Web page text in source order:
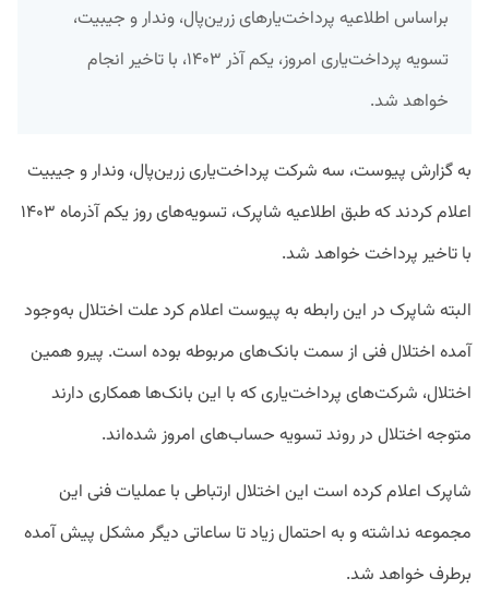
براساس اطلاعیه پرداخت‌یارهای زرین‌پال، وندار و جیبیت،
تسویه پرداخت‌یاری امروز، یکم آذر ۱۴۰۳، با تاخیر انجام
خواهد شد.
به گزارش پیوست، سه شرکت پرداخت‌یاری زرین‌پال، وندار و جیبیت
اعلام کردند که طبق اطلاعیه شاپرک، تسویه‌های روز یکم آذرماه ۱۴۰۳
با تاخیر پرداخت خواهد شد.
البته شاپرک در این رابطه به پیوست اعلام کرد علت اختلال به‌وجود
آمده اختلال فنی از سمت بانک‌های مربوطه بوده است. پیرو همین
اختلال، شرکت‌های پرداخت‌یاری که با این بانک‌ها همکاری دارند
متوجه اختلال در روند تسویه حساب‌های امروز شده‌اند.
شاپرک اعلام کرده است این اختلال ارتباطی با عملیات فنی این
مجموعه نداشته و به احتمال زیاد تا ساعاتی دیگر مشکل پیش آمده
برطرف خواهد شد.